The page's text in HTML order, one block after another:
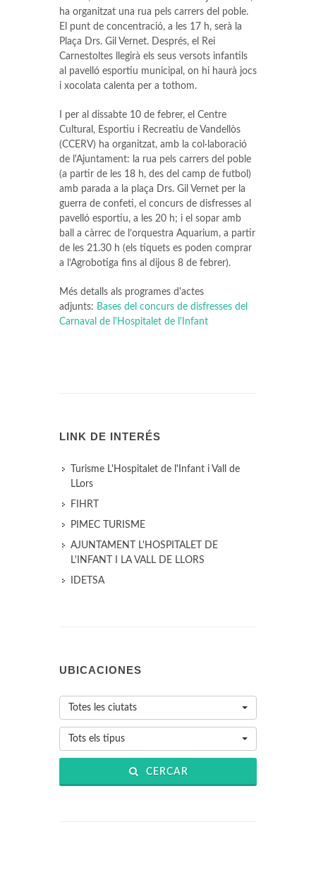
ha organitzat una rua pels carrers del poble.
El punt de concentració, a les 17 h, serà la
Plaça Drs. Gil Vernet. Després, el Rei
Carnestoltes llegirà els seus versots infantils
al pavelló esportiu municipal, on hi haurà jocs
i xocolata calenta per a tothom.
I per al dissabte 10 de febrer, el Centre
Cultural, Esportiu i Recreatiu de Vandellòs
(CCERV) ha organitzat, amb la col·laboració
de l'Ajuntament: la rua pels carrers del poble
(a partir de les 18 h, des del camp de futbol)
amb parada a la plaça Drs. Gil Vernet per la
guerra de confeti, el concurs de disfresses al
pavelló esportiu, a les 20 h; i el sopar amb
ball a càrrec de l’orquestra Aquarium, a partir
de les 21.30 h (els tiquets es poden comprar
a l’Agrobotiga fins al dijous 8 de febrer).
Més detalls als programes d'actes
adjunts: Bases del concurs de disfresses del
Carnaval de l'Hospitalet de l'Infant
LINK DE INTERÉS
Turisme L'Hospitalet de l'Infant i Vall de
LLors
FIHRT
PIMEC TURISME
AJUNTAMENT L'HOSPITALET DE
L'INFANT I LA VALL DE LLORS
IDETSA
UBICACIONES
Totes les ciutats
Tots els tipus
CERCAR